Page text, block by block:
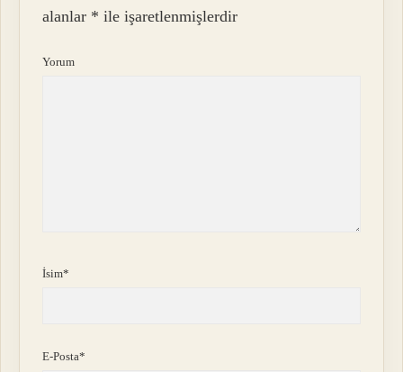
alanlar * ile işaretlenmişlerdir
Yorum
İsim*
E-Posta*